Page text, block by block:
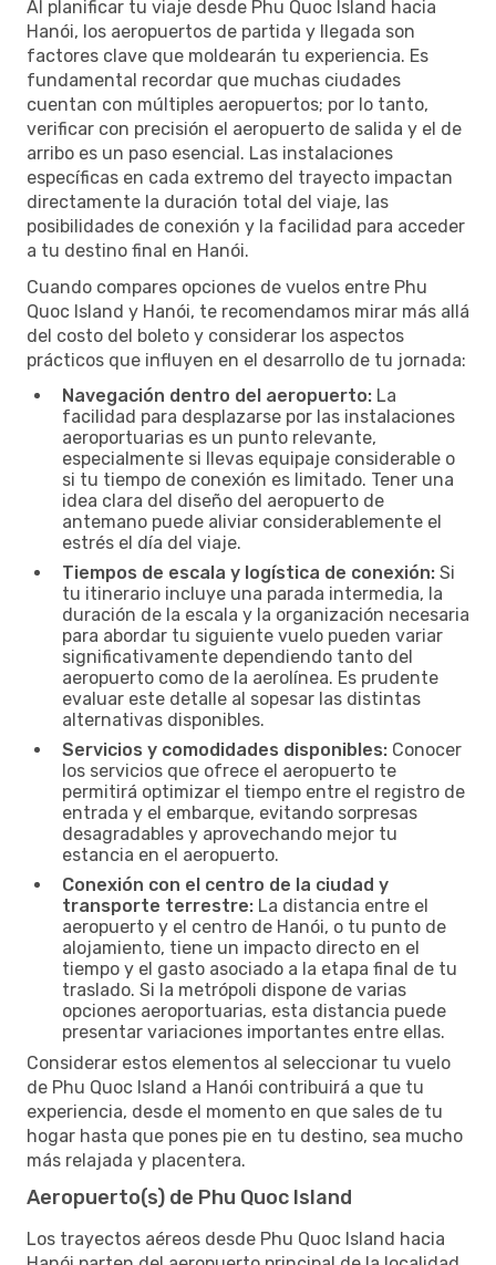
Al planificar tu viaje desde Phu Quoc Island hacia
Hanói, los aeropuertos de partida y llegada son
factores clave que moldearán tu experiencia. Es
fundamental recordar que muchas ciudades
cuentan con múltiples aeropuertos; por lo tanto,
verificar con precisión el aeropuerto de salida y el de
arribo es un paso esencial. Las instalaciones
específicas en cada extremo del trayecto impactan
directamente la duración total del viaje, las
posibilidades de conexión y la facilidad para acceder
a tu destino final en Hanói.
Cuando compares opciones de vuelos entre Phu
Quoc Island y Hanói, te recomendamos mirar más allá
del costo del boleto y considerar los aspectos
prácticos que influyen en el desarrollo de tu jornada:
Navegación dentro del aeropuerto: La
facilidad para desplazarse por las instalaciones
aeroportuarias es un punto relevante,
especialmente si llevas equipaje considerable o
si tu tiempo de conexión es limitado. Tener una
idea clara del diseño del aeropuerto de
antemano puede aliviar considerablemente el
estrés el día del viaje.
Tiempos de escala y logística de conexión: Si
tu itinerario incluye una parada intermedia, la
duración de la escala y la organización necesaria
para abordar tu siguiente vuelo pueden variar
significativamente dependiendo tanto del
aeropuerto como de la aerolínea. Es prudente
evaluar este detalle al sopesar las distintas
alternativas disponibles.
Servicios y comodidades disponibles: Conocer
los servicios que ofrece el aeropuerto te
permitirá optimizar el tiempo entre el registro de
entrada y el embarque, evitando sorpresas
desagradables y aprovechando mejor tu
estancia en el aeropuerto.
Conexión con el centro de la ciudad y
transporte terrestre: La distancia entre el
aeropuerto y el centro de Hanói, o tu punto de
alojamiento, tiene un impacto directo en el
tiempo y el gasto asociado a la etapa final de tu
traslado. Si la metrópoli dispone de varias
opciones aeroportuarias, esta distancia puede
presentar variaciones importantes entre ellas.
Considerar estos elementos al seleccionar tu vuelo
de Phu Quoc Island a Hanói contribuirá a que tu
experiencia, desde el momento en que sales de tu
hogar hasta que pones pie en tu destino, sea mucho
más relajada y placentera.
Aeropuerto(s) de Phu Quoc Island
Los trayectos aéreos desde Phu Quoc Island hacia